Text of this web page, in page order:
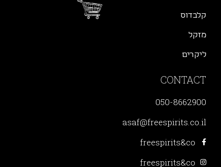
קלבדוס
מזקל
ליקרים
CONTACT
050-8662900
asaf@freespirits.co.il
freespirits&co
freespirits&co